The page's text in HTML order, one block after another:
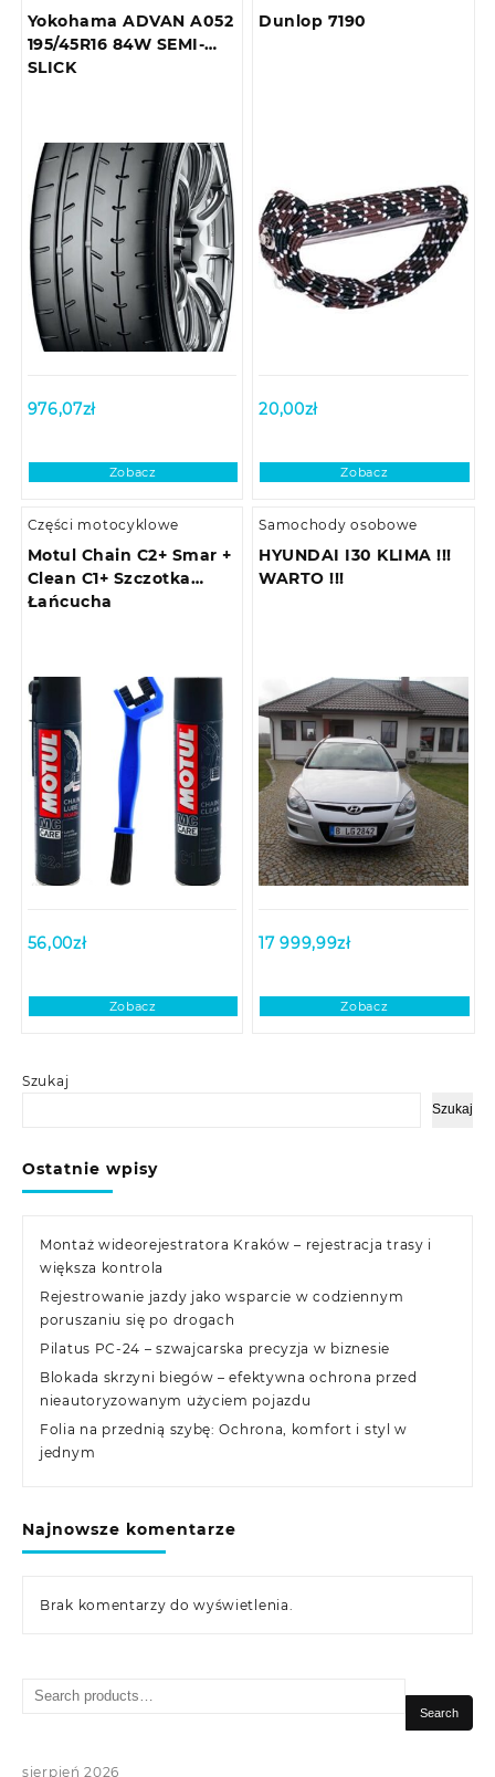
Szukaj
Szukaj
Ostatnie wpisy
Montaż wideorejestratora Kraków – rejestracja trasy i
większa kontrola
Rejestrowanie jazdy jako wsparcie w codziennym
poruszaniu się po drogach
Pilatus PC-24 – szwajcarska precyzja w biznesie
Blokada skrzyni biegów – efektywna ochrona przed
nieautoryzowanym użyciem pojazdu
Folia na przednią szybę: Ochrona, komfort i styl w
jednym
Najnowsze komentarze
Brak komentarzy do wyświetlenia.
Yokohama ADVAN A052
195/45R16 84W SEMI-
SLICK
976,07zł
Zobacz
Dunlop 7190
20,00zł
Zobacz
Części motocyklowe
Motul Chain C2+ Smar +
Clean C1+ Szczotka
Łańcucha
56,00zł
Zobacz
Samochody osobowe
HYUNDAI I30 KLIMA !!!
WARTO !!!
17 999,99zł
Zobacz
Search
Search
sierpień 2026